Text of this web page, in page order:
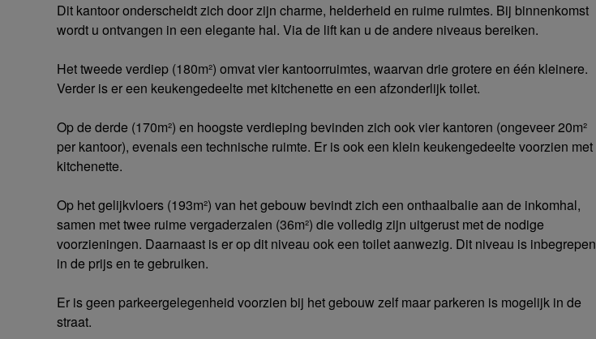
Dit kantoor onderscheidt zich door zijn charme, helderheid en ruime ruimtes. Bij binnenkomst
wordt u ontvangen in een elegante hal. Via de lift kan u de andere niveaus bereiken.
Het tweede verdiep (180m²) omvat vier kantoorruimtes, waarvan drie grotere en één kleinere.
Verder is er een keukengedeelte met kitchenette en een afzonderlijk toilet.
Op de derde (170m²) en hoogste verdieping bevinden zich ook vier kantoren (ongeveer 20m²
per kantoor), evenals een technische ruimte. Er is ook een klein keukengedeelte voorzien met
kitchenette.
Op het gelijkvloers (193m²) van het gebouw bevindt zich een onthaalbalie aan de inkomhal,
samen met twee ruime vergaderzalen (36m²) die volledig zijn uitgerust met de nodige
voorzieningen. Daarnaast is er op dit niveau ook een toilet aanwezig. Dit niveau is inbegrepen
in de prijs en te gebruiken.
Er is geen parkeergelegenheid voorzien bij het gebouw zelf maar parkeren is mogelijk in de
straat.